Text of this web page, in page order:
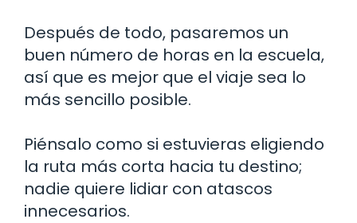
Después de todo, pasaremos un
buen número de horas en la escuela,
así que es mejor que el viaje sea lo
más sencillo posible.
Piénsalo como si estuvieras eligiendo
la ruta más corta hacia tu destino;
nadie quiere lidiar con atascos
innecesarios.